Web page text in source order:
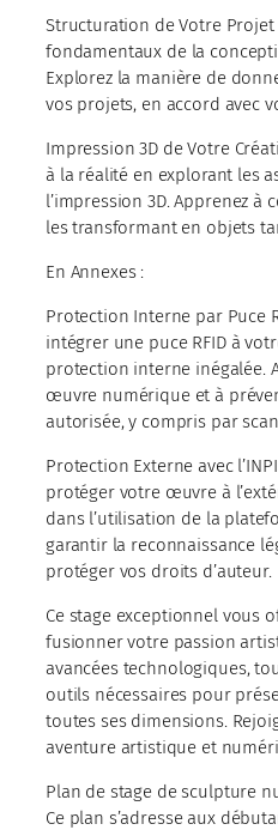
Structuration de Votre
fondamentaux de la
Explorez la manière de
vos projets, en accord avec
Impression 3D de Votre
à la réalité en explorant les
l’impression 3D. Apprenez
les transformant en objets
En Annexes :
Protection Interne par Puce
intégrer une puce RFID à
protection interne inégalée.
œuvre numérique et à
autorisée, y compris par
Protection Externe avec
protéger votre œuvre à
dans l’utilisation de la
garantir la reconnaissance
protéger vos droits d’auteur.
Ce stage exceptionnel vous
fusionner votre passion
avancées technologiques,
outils nécessaires pour
toutes ses dimensions.
aventure artistique et
Plan de stage de sculpture
Ce plan s’adresse aux